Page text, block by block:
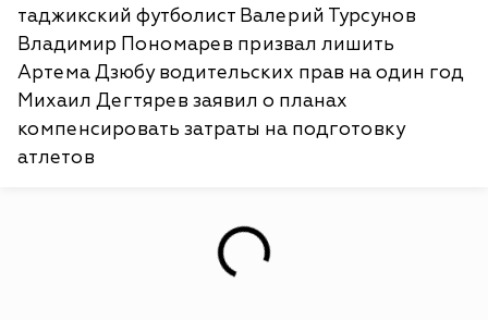
таджикский футболист Валерий Турсунов
Владимир Пономарев призвал лишить
Артема Дзюбу водительских прав на один год
Михаил Дегтярев заявил о планах
компенсировать затраты на подготовку
атлетов